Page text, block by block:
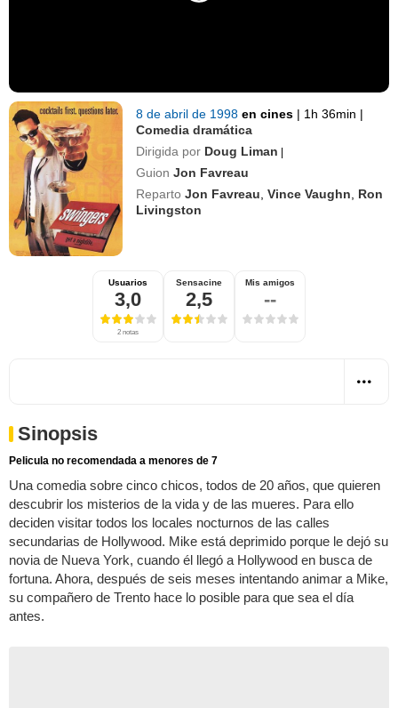
8 de abril de 1998en cines | 1h 36min |
Comedia dramática
Dirigida por Doug Liman |
Guion Jon Favreau
Reparto Jon Favreau ,Vince Vaughn
Ron
Livingston
Usuarios
3,0
2 notas
Sensacine
2,5
Mis amigos
--
Sinopsis
Pelicula no recomendada a menores de 7
Una comedia sobre cinco chicos, todos de 20 años, que quieren
descubrir los misterios de la vida y de las mueres. Para ello
deciden visitar todos los locales nocturnos de las calles
secundarias de Hollywood. Mike está deprimido porque le dejó su
novia de Nueva York, cuando él llegó a Hollywood en busca de
fortuna. Ahora, después de seis meses intentando animar a Mike,
su compañero de Trento hace lo posible para que sea el día
antes.